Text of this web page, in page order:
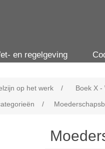
en regelgeving
op het werk / Boek X
/